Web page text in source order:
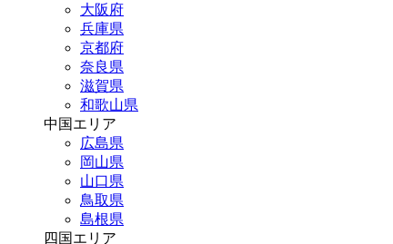
大阪府
兵庫県
京都府
奈良県
滋賀県
和歌山県
中国エリア
広島県
岡山県
山口県
鳥取県
島根県
四国エリア